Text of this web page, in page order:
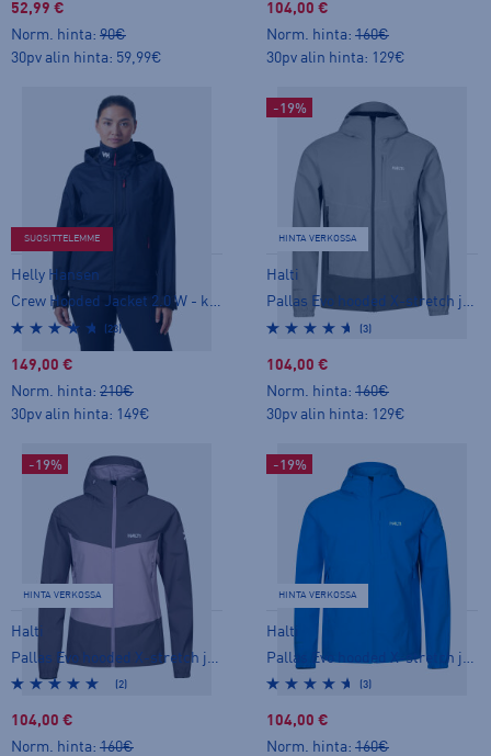
52,99 €
Norm. hinta: 90€
30pv alin hinta: 59,99€
104,00 €
Norm. hinta: 160€
30pv alin hinta: 129€
SUOSITTELEMME
Helly Hansen
Crew Hooded Jacket 2.0 W - kuoritakki
(23)
149,00 €
Norm. hinta: 210€
30pv alin hinta: 149€
-19%
HINTA VERKOSSA
Halti
Pallas Evo hooded X-stretch jacket M - stretch-takki
(3)
104,00 €
Norm. hinta: 160€
30pv alin hinta: 129€
-19%
HINTA VERKOSSA
Halti
Pallas Evo hooded X-stretch jacket W - stretch-takki
(2)
104,00 €
Norm. hinta: 160€
-19%
HINTA VERKOSSA
Halti
Pallas Evo hooded X-stretch jacket M - stretch-takki
(3)
104,00 €
Norm. hinta: 160€